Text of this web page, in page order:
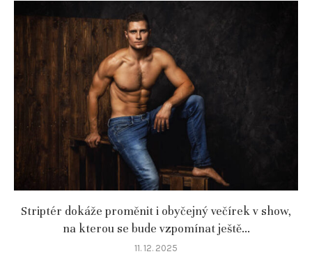
Striptér dokáže proměnit i obyčejný večírek v show,
na kterou se bude vzpomínat ještě...
11. 12. 2025